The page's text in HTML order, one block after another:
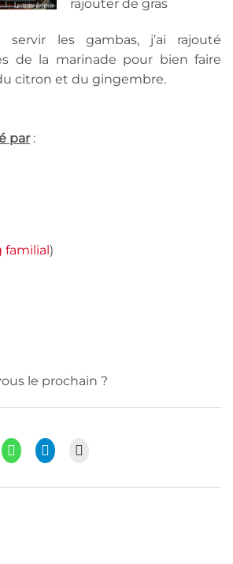
rajouter de gras
les gambas, j’ai rajouté
de la marinade pour bien faire
citron et du gingembre.
par:
familial)
le prochain ?